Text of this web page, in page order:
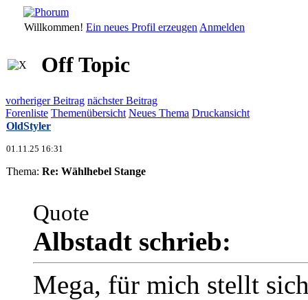
Willkommen! Ein neues Profil erzeugen Anmelden
Off Topic
vorheriger Beitrag nächster Beitrag
Forenliste Themenübersicht Neues Thema Druckansicht
OldStyler
01.11.25 16:31
Thema: Re: Wählhebel Stange
Quote
Albstadt schrieb:
Mega, für mich stellt